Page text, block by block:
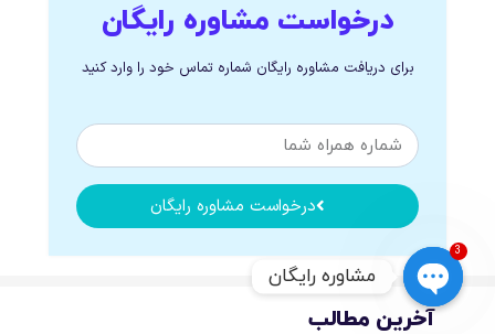
درخواست مشاوره رایگان
برای دریافت مشاوره رایگان شماره تماس خود را وارد کنید
درخواست مشاوره رایگان
آخرین مطالب
مشاوره رایگان
3